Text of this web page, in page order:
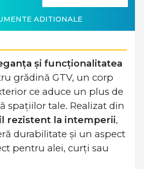
ADITIONALE
și funcționalitatea
grădină GTV, un corp
ce aduce un plus de
spațiilor tale. Realizat din
rezistent la intemperii,
durabilitate și un aspect
pentru alei, curți sau